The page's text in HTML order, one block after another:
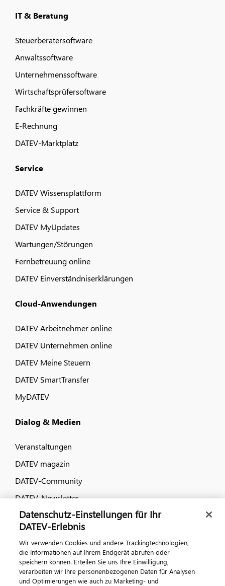
IT & Beratung
Steuerberatersoftware
Anwaltssoftware
Unternehmenssoftware
Wirtschaftsprüfersoftware
Fachkräfte gewinnen
E-Rechnung
DATEV-Marktplatz
Service
DATEV Wissensplattform
Service & Support
DATEV MyUpdates
Wartungen/Störungen
Fernbetreuung online
DATEV Einverständniserklärungen
Cloud-Anwendungen
DATEV Arbeitnehmer online
DATEV Unternehmen online
DATEV Meine Steuern
DATEV SmartTransfer
MyDATEV
Dialog & Medien
Veranstaltungen
DATEV magazin
DATEV-Community
DATEV-Newsletter
Kontaktieren Sie uns
Datenschutz-Einstellungen für Ihr
DATEV-Erlebnis
Wir verwenden Cookies und andere Trackingtechnologien,
die Informationen auf Ihrem Endgerät abrufen oder
speichern können. Erteilen Sie uns Ihre Einwilligung,
verarbeiten wir Ihre personenbezogenen Daten für Analysen
und Optimierungen wie auch zu Marketing- und